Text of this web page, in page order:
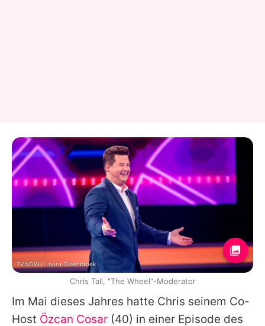
Im Mai dieses Jahres hatte Chris seinem Co-
Host Özcan Cosar (40) in einer Episode des
TVNOW / Laura Oldenbroek
Chris Tall, "The Wheel"-Moderator